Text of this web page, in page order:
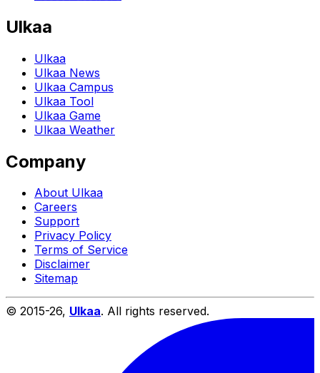
Ulkaa
Ulkaa
Ulkaa News
Ulkaa Campus
Ulkaa Tool
Ulkaa Game
Ulkaa Weather
Company
About Ulkaa
Careers
Support
Privacy Policy
Terms of Service
Disclaimer
Sitemap
© 2015-26, Ulkaa. All rights reserved.